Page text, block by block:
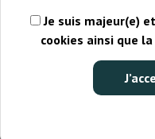
Je suis majeur(e)
cookies ainsi que